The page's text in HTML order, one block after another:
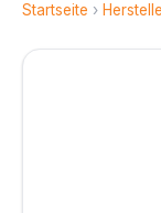
Startseite ›